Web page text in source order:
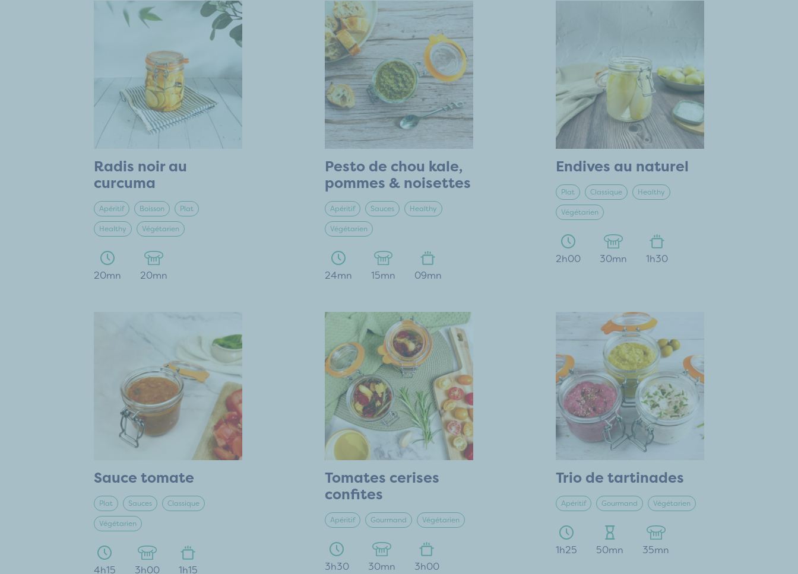
Radis noir au
curcuma
Apéritif Boisson Plat
Healthy Végétarien
20mn 20mn
Pesto de chou kale,
pommes & noisettes
Apéritif Sauces Healthy
Végétarien
24mn 15mn 09mn
Endives au naturel
Plat Classique Healthy
Végétarien
2h00 30mn 1h30
Sauce tomate
Plat Sauces Classique
Végétarien
4h15 3h00 1h15
Tomates cerises
confites
Apéritif Gourmand Végétarien
3h30 30mn 3h00
Trio de tartinades
Apéritif Gourmand Végétarien
1h25 50mn 35mn